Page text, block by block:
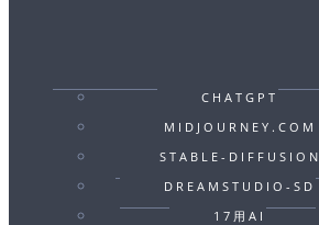
CHATGPT
MIDJOURNEY.COM
STABLE-DIFFUSION
DREAMSTUDIO-SD
17用AI